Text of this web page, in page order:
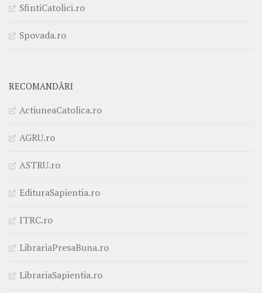
SfintiCatolici.ro
Spovada.ro
RECOMANDĂRI
ActiuneaCatolica.ro
AGRU.ro
ASTRU.ro
EdituraSapientia.ro
ITRC.ro
LibrariaPresaBuna.ro
LibrariaSapientia.ro